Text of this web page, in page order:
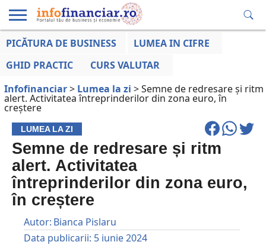
EDUCAȚIE
LA ZI
AFACERILOR
PICĂTURA DE BUSINESS
LUMEA IN CIFRE
GHID PRACTIC
CURS VALUTAR
Infofinanciar> Lumea la zi >Semne de redresare și ritm
alert. Activitatea întreprinderilor din zona euro, în
creștere
LUMEA LA ZI
Semne de redresare și ritm
alert. Activitatea
întreprinderilor din zona euro,
în creștere
Autor: Bianca Pislaru
Data publicarii: 5 iunie 2024